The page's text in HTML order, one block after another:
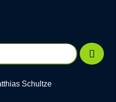
Schultze